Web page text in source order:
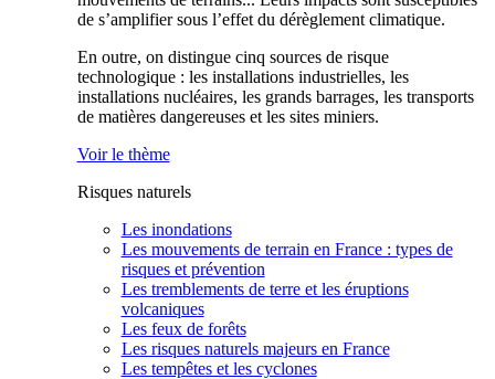
de s’amplifier sous l’effet du dérèglement climatique.
En outre, on distingue cinq sources de risque
technologique : les installations industrielles, les
installations nucléaires, les grands barrages, les transports
de matières dangereuses et les sites miniers.
Voir le thème
Risques naturels
Les inondations
Les mouvements de terrain en France : types de
risques et prévention
Les tremblements de terre et les éruptions
volcaniques
Les feux de forêts
Les risques naturels majeurs en France
Les tempêtes et les cyclones